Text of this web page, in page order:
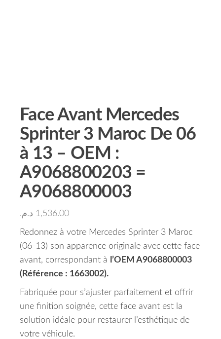
Face Avant Mercedes
Sprinter 3 Maroc De 06
à 13 – OEM :
A9068800203 =
A9068800003
1,536.00 د.م.
Redonnez à votre Mercedes Sprinter 3 Maroc
(06-13) son apparence originale avec cette face
avant, correspondant à
l’OEM A9068800003
(Référence : 1663002).
Fabriquée pour s’ajuster parfaitement et offrir
une finition soignée, cette face avant est la
solution idéale pour restaurer l’esthétique de
votre véhicule.